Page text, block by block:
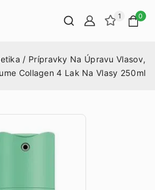
1 0
/ Prípravky Na Úpravu Vlasov,
Collagen 4 Lak Na Vlasy 250ml